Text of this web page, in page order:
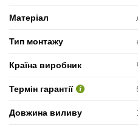
Матеріал
Тип монтажу
Країна виробник
Термін гарантії
Довжина виливу